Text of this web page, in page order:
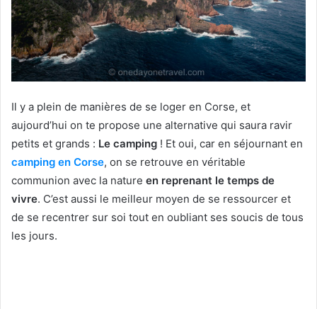
Il y a plein de manières de se loger en Corse, et
aujourd’hui on te propose une alternative qui saura ravir
petits et grands : Le camping ! Et oui, car en séjournant en
camping en Corse, on se retrouve en véritable
communion avec la nature en reprenant le temps de
vivre. C’est aussi le meilleur moyen de se ressourcer et
de se recentrer sur soi tout en oubliant ses soucis de tous
les jours.